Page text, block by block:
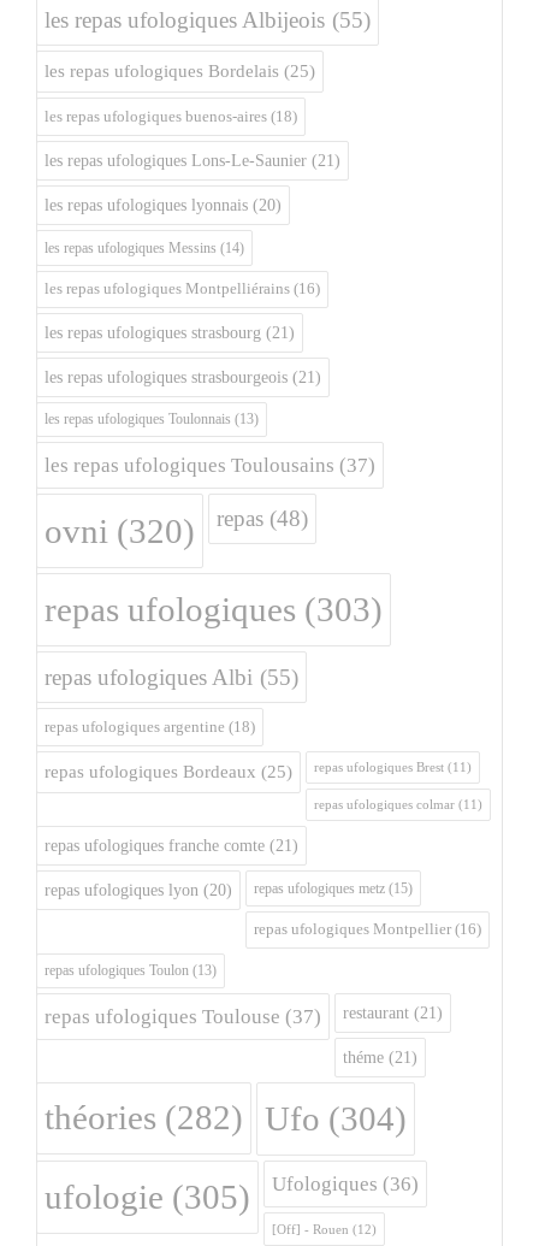
les repas ufologiques Albijeois (55)
les repas ufologiques Bordelais (25)
les repas ufologiques buenos-aires (18)
les repas ufologiques Lons-Le-Saunier (21)
les repas ufologiques lyonnais (20)
les repas ufologiques Messins (14)
les repas ufologiques Montpelliérains (16)
les repas ufologiques strasbourg (21)
les repas ufologiques strasbourgeois (21)
les repas ufologiques Toulonnais (13)
les repas ufologiques Toulousains (37)
ovni (320) repas (48)
repas ufologiques (303)
repas ufologiques Albi (55)
repas ufologiques argentine (18)
repas ufologiques Bordeaux (25) repas ufologiques Brest (11)
repas ufologiques colmar (11)
repas ufologiques franche comte (21)
repas ufologiques lyon (20) repas ufologiques metz (15)
repas ufologiques Montpellier (16)
repas ufologiques Toulon (13)
repas ufologiques Toulouse (37) restaurant (21)
théme (21)
théories (282) Ufo (304)
ufologie (305) Ufologiques (36)
[Off] - Rouen (12)